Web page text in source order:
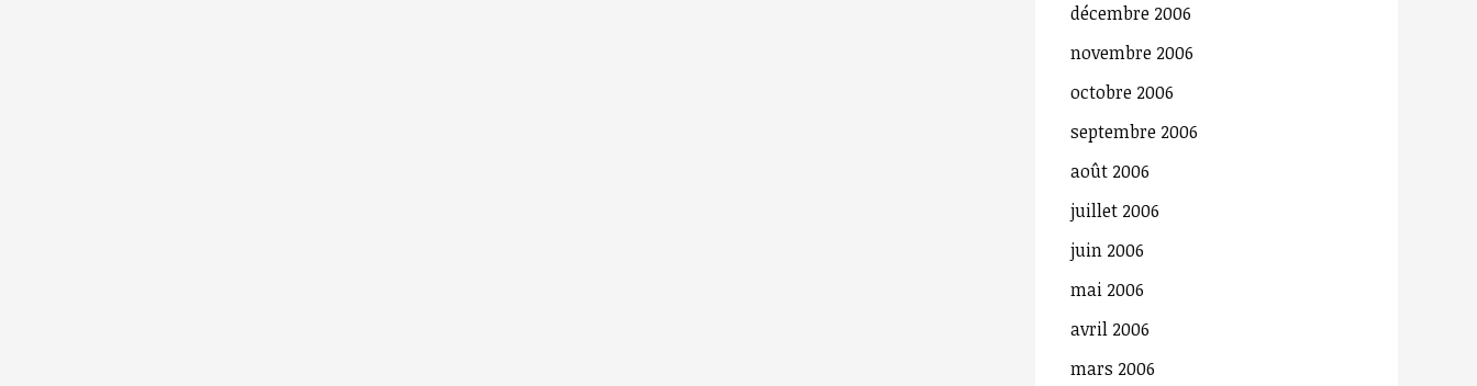
décembre 2006
novembre 2006
octobre 2006
septembre 2006
août 2006
juillet 2006
juin 2006
mai 2006
avril 2006
mars 2006